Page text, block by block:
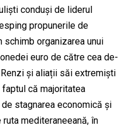
conduși de liderul
propunerile de
organizarea unui
euro de către cea de-
și aliații săi extremiști
că majoritatea
stagnarea economică și
mediteraneeană, în